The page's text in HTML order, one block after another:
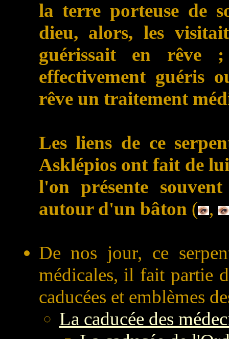
la terre porteuse de
dieu, alors, les
guérissait en rêve
effectivement guéris
rêve un traitement
Les liens de ce
Asklépios ont fait de
l'on présente
autour d'un bâton ( ,
De nos jour, ce
médicales, il fait partie
caducées et emblèmes
La caducée des